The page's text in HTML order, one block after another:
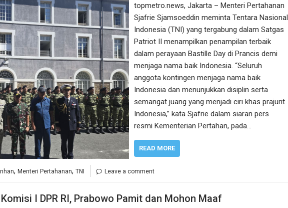
topmetro.news, Jakarta – Menteri Pertahanan
Sjafrie Sjamsoeddin meminta Tentara Nasional
Indonesia (TNI) yang tergabung dalam Satgas
Patriot II menampilkan penampilan terbaik
dalam perayaan Bastille Day di Prancis demi
menjaga nama baik Indonesia. “Seluruh
anggota kontingen menjaga nama baik
Indonesia dan menunjukkan disiplin serta
semangat juang yang menjadi ciri khas prajurit
Indonesia,” kata Sjafrie dalam siaran pers
resmi Kementerian Pertahan, pada…
READ MORE
, Menteri Pertahanan, TNI Leave a comment
I DPR RI, Prabowo Pamit dan Mohon Maaf